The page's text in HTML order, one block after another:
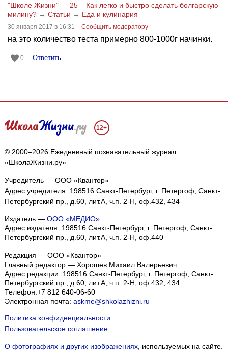
"Школе Жизни" — 25 – Как легко и быстро сделать болгарскую
милину? → Статьи → Еда и кулинария
30 января 2017 в 16:31 Сообщить модератору
на это количество теста примерно 800-1000г начинки.
0 Ответить
12+
© 2000–2026 Ежедневный познавательный журнал
«ШколаЖизни.ру»
Учредитель — ООО «Квантор»
Адрес учредителя: 198516 Санкт-Петербург, г. Петергоф, Санкт-
Петербургский пр., д.60, лит.А, ч.п. 2-Н, оф.432, 434
Издатель — ООО «МЕДИО»
Адрес издателя: 198516 Санкт-Петербург, г. Петергоф, Санкт-
Петербургский пр., д.60, лит.А, ч.п. 2-Н, оф.440
Редакция — ООО «Квантор»
Главный редактор — Хорошев Михаил Валерьевич
Адрес редакции: 198516 Санкт-Петербург, г. Петергоф Санкт-
Петербургский пр., д.60, лит.А, ч.п. 2-Н, оф.432, 434
Телефон:+7 812 640-06-60
Электронная почта: askme@shkolazhizni.ru
Политика конфиденциальности
Пользовательское соглашение
О фотографиях и других изображениях, используемых на сайте.